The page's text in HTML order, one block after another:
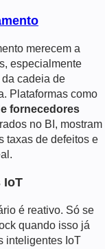
merecem a
especialmente
cadeia de
Plataformas como
fornecedores
no BI, mostram
taxas de defeitos e
IoT
é reativo. Só se
quando isso já
inteligentes IoT